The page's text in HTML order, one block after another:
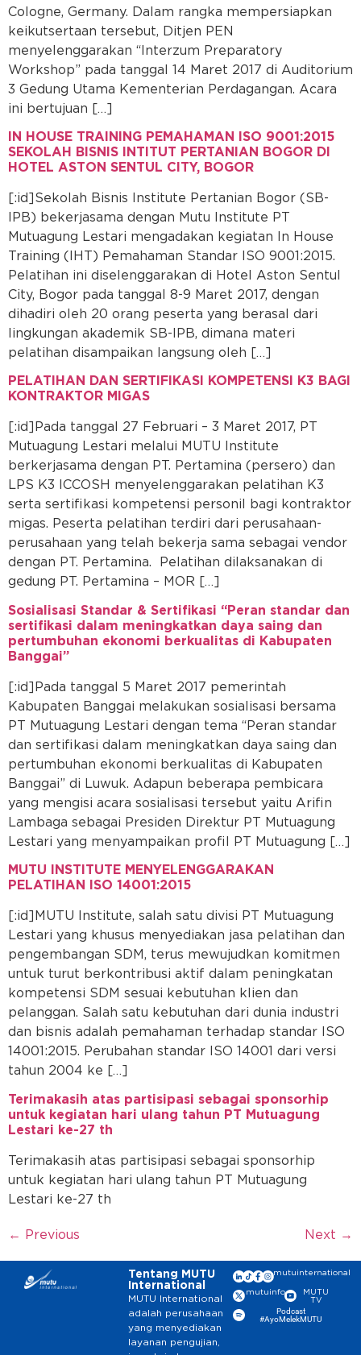
Cologne, Germany. Dalam rangka mempersiapkan
keikutsertaan tersebut, Ditjen PEN
menyelenggarakan “lnterzum Preparatory
Workshop” pada tanggal 14 Maret 2017 di Auditorium
3 Gedung Utama Kementerian Perdagangan. Acara
ini bertujuan […]
IN HOUSE TRAINING PEMAHAMAN ISO 9001:2015
SEKOLAH BISNIS INTITUT PERTANIAN BOGOR DI
HOTEL ASTON SENTUL CITY, BOGOR
[:id]Sekolah Bisnis Institute Pertanian Bogor (SB-
IPB) bekerjasama dengan Mutu Institute PT
Mutuagung Lestari mengadakan kegiatan In House
Training (IHT) Pemahaman Standar ISO 9001:2015.
Pelatihan ini diselenggarakan di Hotel Aston Sentul
City, Bogor pada tanggal 8-9 Maret 2017, dengan
dihadiri oleh 20 orang peserta yang berasal dari
lingkungan akademik SB-IPB, dimana materi
pelatihan disampaikan langsung oleh […]
PELATIHAN DAN SERTIFIKASI KOMPETENSI K3 BAGI
KONTRAKTOR MIGAS
[:id]Pada tanggal 27 Februari – 3 Maret 2017, PT
Mutuagung Lestari melalui MUTU Institute
berkerjasama dengan PT. Pertamina (persero) dan
LPS K3 ICCOSH menyelenggarakan pelatihan K3
serta sertifikasi kompetensi personil bagi kontraktor
migas. Peserta pelatihan terdiri dari perusahaan-
perusahaan yang telah bekerja sama sebagai vendor
dengan PT. Pertamina. Pelatihan dilaksanakan di
gedung PT. Pertamina – MOR […]
Sosialisasi Standar & Sertifikasi “Peran standar dan
sertifikasi dalam meningkatkan daya saing dan
pertumbuhan ekonomi berkualitas di Kabupaten
Banggai”
[:id]Pada tanggal 5 Maret 2017 pemerintah
Kabupaten Banggai melakukan sosialisasi bersama
PT Mutuagung Lestari dengan tema “Peran standar
dan sertifikasi dalam meningkatkan daya saing dan
pertumbuhan ekonomi berkualitas di Kabupaten
Banggai” di Luwuk. Adapun beberapa pembicara
yang mengisi acara sosialisasi tersebut yaitu Arifin
Lambaga sebagai Presiden Direktur PT Mutuagung
Lestari yang menyampaikan profil PT Mutuagung […]
MUTU INSTITUTE MENYELENGGARAKAN
PELATIHAN ISO 14001:2015
[:id]MUTU Institute, salah satu divisi PT Mutuagung
Lestari yang khusus menyediakan jasa pelatihan dan
pengembangan SDM, terus mewujudkan komitmen
untuk turut berkontribusi aktif dalam peningkatan
kompetensi SDM sesuai kebutuhan klien dan
pelanggan. Salah satu kebutuhan dari dunia industri
dan bisnis adalah pemahaman terhadap standar ISO
14001:2015. Perubahan standar ISO 14001 dari versi
tahun 2004 ke […]
Terimakasih atas partisipasi sebagai sponsorhip
untuk kegiatan hari ulang tahun PT Mutuagung
Lestari ke-27 th
Terimakasih atas partisipasi sebagai sponsorhip
untuk kegiatan hari ulang tahun PT Mutuagung
Lestari ke-27 th
← Previous Next →
Tentang MUTU
International
MUTU International
adalah perusahaan
yang menyediakan
layanan pengujian,
mutuinternational
mutuinfo
MUTU
TV
Podcast
#AyoMelekMUTU